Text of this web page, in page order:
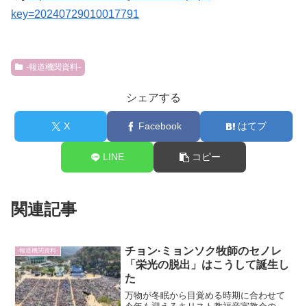
key=20240729010017791
-報道機関資料-
シェアする
X Facebook はてブ
LINE コピー
関連記事
-報道機関資料-
チョン·ミョンソク牧師のセノレ
「栄光の脱出」はこうして誕生し
た
万物が冬眠から目覚める時期に合わせて